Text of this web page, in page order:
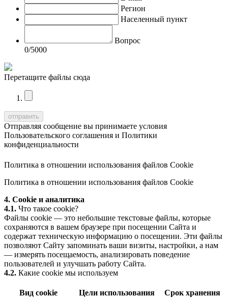
Регион
Населенный пункт
Вопрос
0/5000
Перетащите файлы сюда
Отправляя сообщение вы принимаете условия
Пользовательского соглашения и Политики
конфиденциальности
Политика в отношении использования файлов Cookie
Политика в отношении использования файлов Cookie
4. Cookie и аналитика
4.1. Что такое cookie?
Файлы cookie — это небольшие текстовые файлы, которые
сохраняются в вашем браузере при посещении Сайта и
содержат техническую информацию о посещении. Эти файлы
позволяют Сайту запоминать ваши визиты, настройки, а нам
— измерять посещаемость, анализировать поведение
пользователей и улучшать работу Сайта.
4.2. Какие cookie мы используем
Вид cookie Цели использования Срок хранения